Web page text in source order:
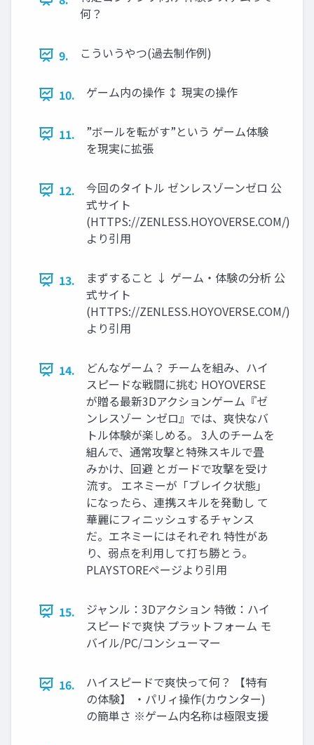
何？
9. こういうやつ(過去制作例)
10. ゲーム内の操作 ↕ 現実の操作
11.
”ボールを転がす”という ゲーム体験
を現実に拡張
12.
今回のタイトル ゼンレスゾーンゼロ 公
式サイト
(HTTPS://ZENLESS.HOYOVERSE.COM/)
より引用
13.
まずすること ↓ ゲーム・体験の分析 公
式サイト
(HTTPS://ZENLESS.HOYOVERSE.COM/)
より引用
14.
どんなゲーム？ チームを組み、ハイ
スピードな戦闘に挑む HOYOVERSE
が贈る最新3Dアクションゲーム『ゼ
ンレスゾー ンゼロ』では、爽快なバ
トル体験が楽しめる。 3人のチームを
組んで、通常攻撃と特殊スキルで畳
みかけ、回避 とガードで攻撃を受け
流す。 エネミーが「ブレイク状態」
になったら、連携スキルを発動し て
華麗にフィニッシュするチャンス
だ。エネミーにはそれぞれ 特性があ
り、弱点を利用して打ち勝とう。
PLAYSTOREページより引用
15.
ジャンル：3Dアクション 特徴：ハイ
スピードで爽快 プラットフォーム モ
バイル/PC/コンシューマー
16.
ハイスピードで爽快って何？ 【特有
の体験】 ・パリィ操作(カウンター)
の簡単さ ※ゲーム内名称は極限支援